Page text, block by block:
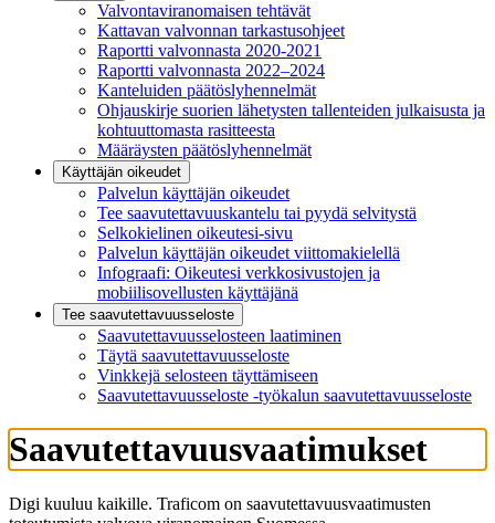
Valvontaviranomaisen tehtävät
Kattavan valvonnan tarkastusohjeet
Raportti valvonnasta 2020-2021
Raportti valvonnasta 2022–2024
Kanteluiden päätöslyhennelmät
Ohjauskirje suorien lähetysten tallenteiden julkaisusta ja
kohtuuttomasta rasitteesta
Määräysten päätöslyhennelmät
Käyttäjän oikeudet
Palvelun käyttäjän oikeudet
Tee saavutettavuuskantelu tai pyydä selvitystä
Selkokielinen oikeutesi-sivu
Palvelun käyttäjän oikeudet viittomakielellä
Infograafi: Oikeutesi verkkosivustojen ja
mobiilisovellusten käyttäjänä
Tee saavutettavuusseloste
Saavutettavuus­selosteen laatiminen
Täytä saavutettavuusseloste
Vinkkejä selosteen täyttämiseen
Saavutettavuusseloste -työkalun saavutettavuusseloste
Saavutettavuusvaatimukset
Digi kuuluu kaikille. Traficom on saavutettavuusvaatimusten